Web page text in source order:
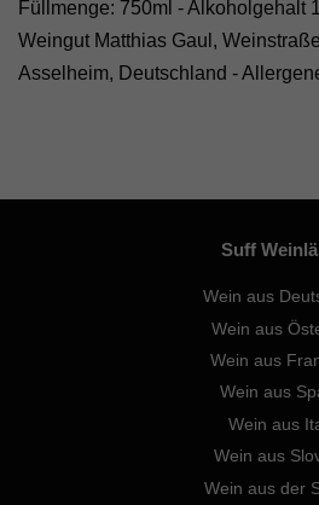
Füllmenge: 750ml - Alkoholgehalt
Weingut Matthias Gaul,
Asselheim, Deutschland -
Suff
Wein aus
Wein aus
Wein aus
Wein aus
Wein aus
Wein aus
Wein aus der